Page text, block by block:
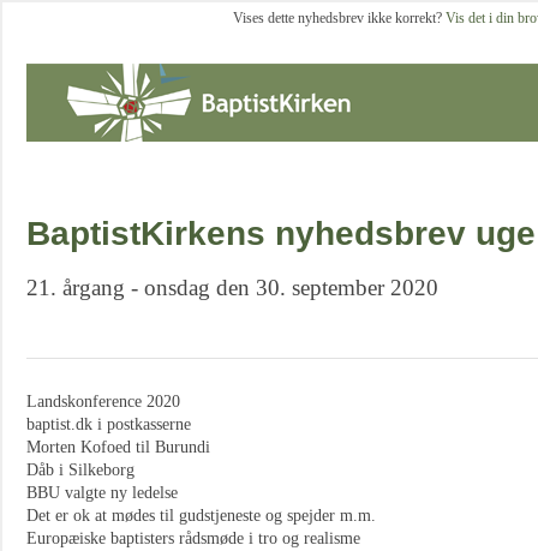
Vises dette nyhedsbrev ikke korrekt? Vis det i din
BaptistKirkens nyhedsbrev
21. årgang - onsdag den 30. september 2020
Landskonference 2020
baptist.dk i postkasserne
Morten Kofoed til Burundi
Dåb i Silkeborg
BBU valgte ny ledelse
Det er ok at mødes til gudstjeneste og spejder m.m.
Europæiske baptisters rådsmøde i tro og realisme